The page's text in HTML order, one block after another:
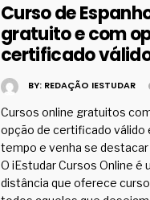
Curso de
gratuito e com
certificado
BY: REDAÇÃO IESTUDAR
Cursos online gratuitos
opção de certificado válido
tempo e venha se
O iEstudar Cursos Online é
distância que oferece